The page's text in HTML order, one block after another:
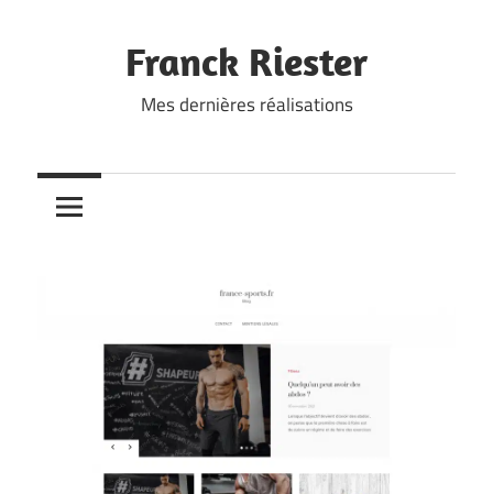
Franck Riester
Mes dernières réalisations